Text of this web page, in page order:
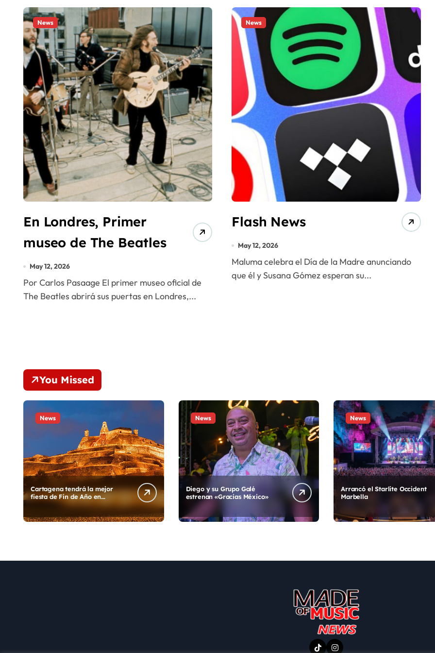
Angel Huellas: Para Su Consideracion Latín Grammy
La Etnnia: Para Su Consideracion Latín Grammy
El Reggaeton Beach 2026 cancela todos sus festivales en España
Arrancó el Starlite Occident Marbella
News
En Londres, Primer
museo de The Beatles
May 12, 2026
Por Carlos Pasaage El primer museo oficial de
The Beatles abrirá sus puertas en Londres,...
News
Flash News
May 12, 2026
Maluma celebra el Día de la Madre anunciando
que él y Susana Gómez esperan su...
You Missed
News
Cartagena tendrá la mejor
fiesta de Fin de Año en
Colombia
News
Diego y su Grupo Galé
estrenan «Gracias México»
News
Arrancó el Starlite Occident
Marbella